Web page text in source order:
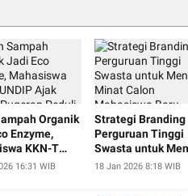
Organik
Enzyme,
KKN-T
Warga
16:31 WIB
Strategi Branding
Perguruan Tinggi
Swasta untuk
Minat Calon
18 Jan 2026 8:18 WIB